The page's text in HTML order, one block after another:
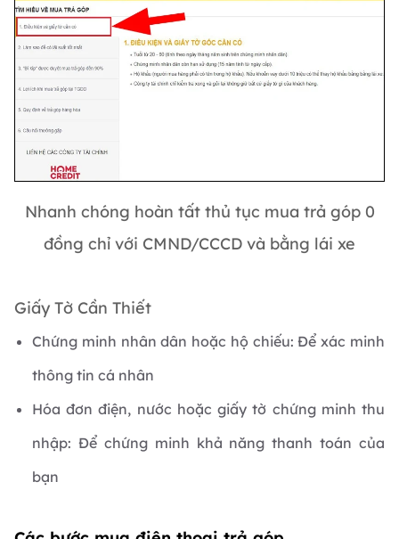
Nhanh chóng hoàn tất thủ tục mua trả góp 0
đồng chỉ với CMND/CCCD và bằng lái xe
Giấy Tờ Cần Thiết
Chứng minh nhân dân hoặc hộ chiếu: Để xác minh
thông tin cá nhân
Hóa đơn điện, nước hoặc giấy tờ chứng minh thu
nhập: Để chứng minh khả năng thanh toán của
bạn